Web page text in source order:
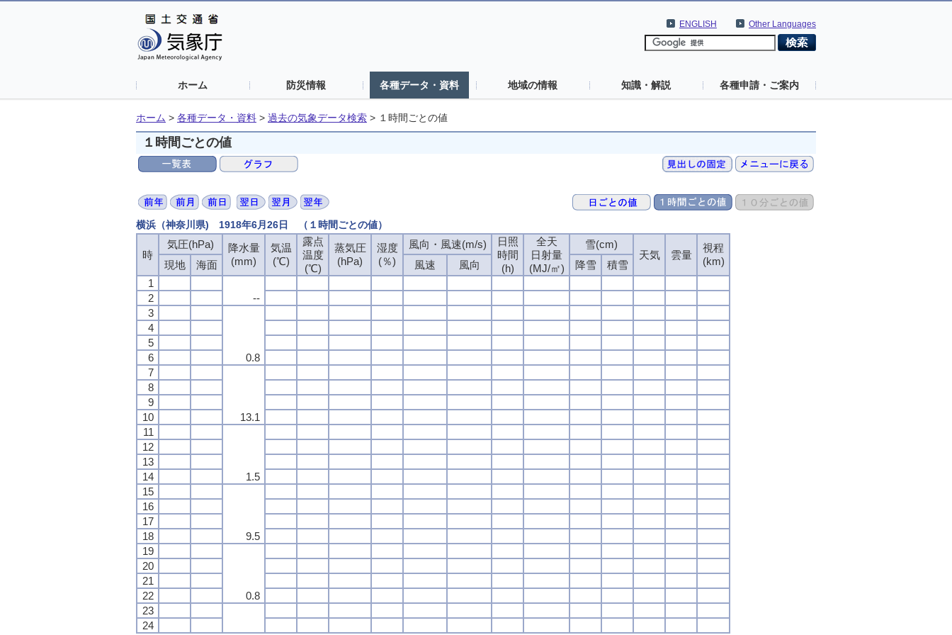
Other Languages
ENGLISH
ホーム 防災情報 各種データ・資料 地域の情報 知識・解説 各種申請・ご案内
ホーム > 各種データ・資料 > 過去の気象データ検索 > １時間ごとの値
１時間ごとの値
横浜（神奈川県) 1918年6月26日 （１時間ごとの値）
時
気圧(hPa)
降水量
(mm)
気温
(℃)
露点
温度
(℃)
蒸気圧
(hPa)
湿度
(％)
風向・風速(m/s)
日照
時間
(h)
全天
日射量
(MJ/㎡)
雪(cm)
天気
雲量
視程
(km)
現地 海面 風速 風向 降雪
積雪
1
--
2
3
0.8
4
5
6
7
13.1
8
9
10
11
1.5
12
13
14
15
9.5
16
17
18
19
0.8
20
21
22
23
24